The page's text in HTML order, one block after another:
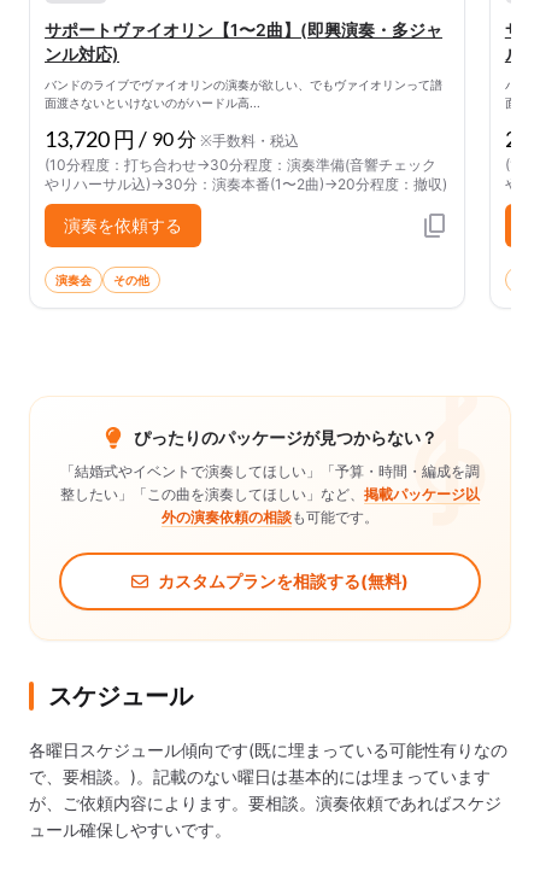
サポートヴァイオリン【1〜2曲】(即興演奏・多ジャ
ンル対応)
バンドのライブでヴァイオリンの演奏が欲しい、でもヴァイオリンって譜
面渡さないといけないのがハードル高...
13,720 円 / 90 分 ※手数料・税込
(10分程度：打ち合わせ→30分程度：演奏準備(音響チェック
やリハーサル込)→30分：演奏本番(1〜2曲)→20分程度：撤収)
演奏を依頼する
演奏会 その他
サ
ル
バン
面渡
(10
やリ
ぴったりのパッケージが見つからない？
「結婚式やイベントで演奏してほしい」「予算・時間・編成を調
整したい」「この曲を演奏してほしい」など、 掲載パッケージ以
外の演奏依頼の相談も可能です。
カスタムプランを相談する(無料)
スケジュール
各曜日スケジュール傾向です(既に埋まっている可能性有りなの
で、要相談。)。記載のない曜日は基本的には埋まっています
が、ご依頼内容によります。要相談。演奏依頼であればスケジ
ュール確保しやすいです。